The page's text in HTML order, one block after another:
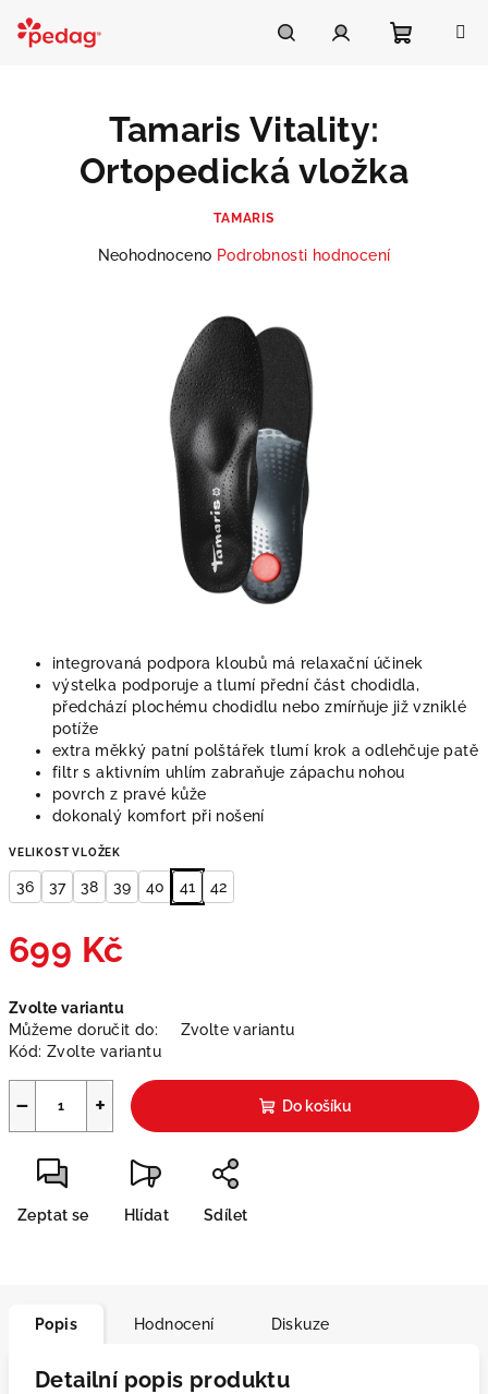
obsah
integrovaná podpora kloubů má relaxační účinek
výstelka podporuje a tlumí přední část chodidla,
předchází plochému chodidlu nebo zmírňuje již vzniklé
potíže
extra měkký patní polštářek tlumí krok a odlehčuje patě
filtr s aktivním uhlím zabraňuje zápachu nohou
povrch z pravé kůže
dokonalý komfort při nošení
VELIKOST VLOŽEK
36 37 38 39 40 41 42
699 Kč
cena:
Zvolte variantu
Můžeme doručit do:
Zvolte variantu
Kód: Zvolte variantu
+
− Do košíku
Zeptat se Hlídat Sdílet
Tamaris Vitality:
Ortopedická vložka
TAMARIS
Průměrné
hvězdiček.
Neohodnoceno Podrobnosti hodnocení
Popis Hodnocení Diskuze
Detailní popis produktu
Asistent Pedag